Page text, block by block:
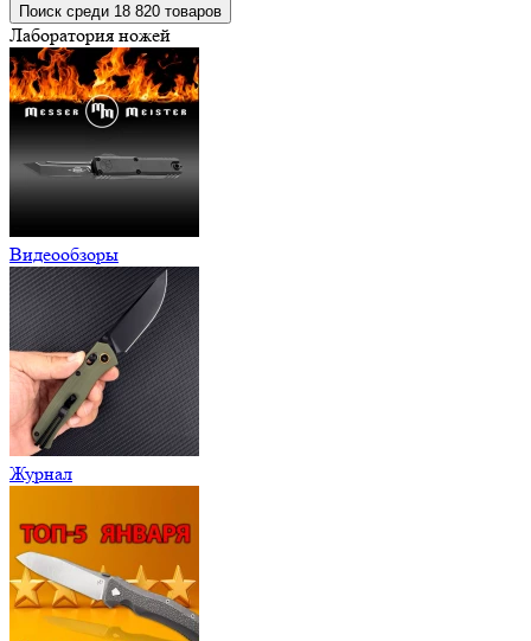
Поиск среди 18 820 товаров
Лаборатория ножей
Видеообзоры
Журнал